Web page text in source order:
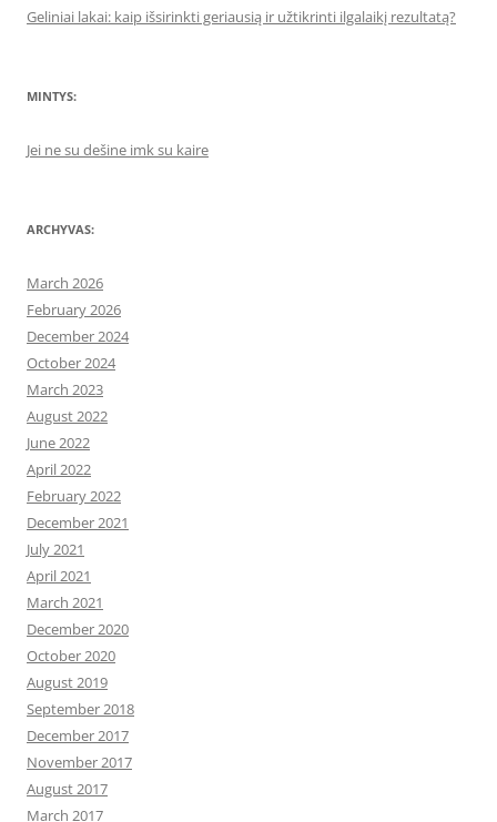
Geliniai lakai: kaip išsirinkti geriausią ir užtikrinti ilgalaikį rezultatą?
MINTYS:
Jei ne su dešine imk su kaire
ARCHYVAS:
March 2026
February 2026
December 2024
October 2024
March 2023
August 2022
June 2022
April 2022
February 2022
December 2021
July 2021
April 2021
March 2021
December 2020
October 2020
August 2019
September 2018
December 2017
November 2017
August 2017
March 2017